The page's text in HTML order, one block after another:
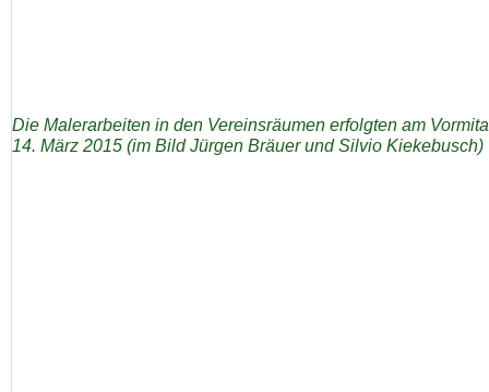
Die Malerarbeiten in den Vereinsräumen erfolgten am
14. März 2015 (im Bild Jürgen Bräuer und Silvio Kiekebusch)